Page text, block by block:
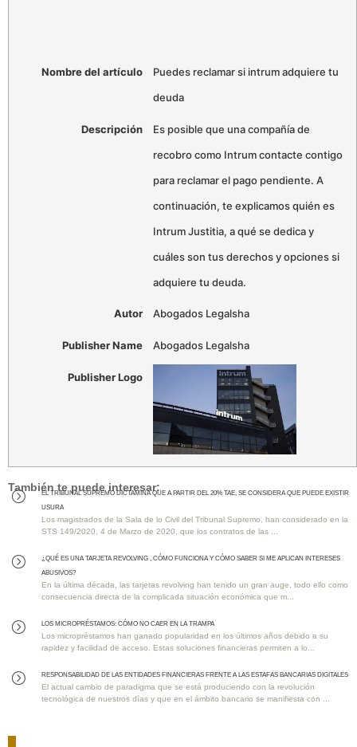
Nombre del artículo
Puedes reclamar si intrum adquiere tu
deuda
Descripción
Es posible que una compañía de
recobro como Intrum contacte contigo
para reclamar el pago pendiente. A
continuación, te explicamos quién es
Intrum Justitia, a qué se dedica y
cuáles son tus derechos y opciones si
adquiere tu deuda.
Autor Abogados Legalsha
Publisher Name Abogados Legalsha
Publisher Logo
También te puede interesar:
=
EL TRIBUNAL SUPREMO DICTAMINA QUE A PARTIR DEL 20% TAE, SE CONSIDERA QUE PUEDE EXISTIR
USURA
Los magistrados de la Sala de lo Civil del Tribunal Supremo, han considerado en la
STS 149/2020, 4 de Marzo de 2020, que los contratos de las ...
=
¿QUÉ ES UNA TARJETA REVOLVING , CÓMO FUNCIONA Y CÓMO SABER SI ME APLICAN INTERESES
ABUSIVOS?
En la última década, las tarjetas revolving han tenido un gran auge, todo ello como
consecuencia directa de la complicada situación económica que m...
= Los MICROPRÉSTAMOS: Cómo No Caer en la Trampa
Los micropréstamos han ganado popularidad en los últimos años debido a su
rapidez y facilidad de acceso. Estas soluciones financieras permiten a lo...
= RESPONSABILIDAD DE LAS ENTIDADES FINANCIERAS FRENTE A LAS ESTAFAS BANCARIAS DIGITALES
El actual cambio de paradigma que se está produciendo con la revolución
tecnológica de nuestros días y que en el ámbito bancario se manifiesta con ...